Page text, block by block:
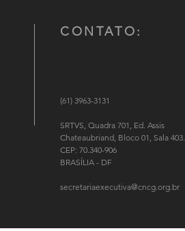
CONTATO:
(61) 3963-3131
SRTVS, Quadra 701, Ed. Assis
Chateaubriand, Bloco 01, Sala 403.
CEP: 70.340-906
BRASÍLIA - DF
secretariaexecutiva@cncg.org.br